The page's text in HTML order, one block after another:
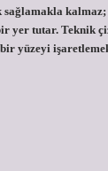
kalmaz;
yer tutar. Teknik
yüzeyi